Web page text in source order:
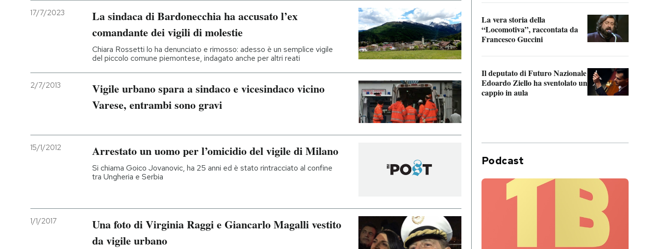
17/7/2023
La sindaca di Bardonecchia ha accusato l’ex
comandante dei vigili di molestie
Chiara Rossetti lo ha denunciato e rimosso: adesso è un semplice vigile
del piccolo comune piemontese, indagato anche per altri reati
2/7/2013
Vigile urbano spara a sindaco e vicesindaco vicino
Varese, entrambi sono gravi
15/1/2012 Arrestato un uomo per l’omicidio del vigile di Milano
Si chiama Goico Jovanovic, ha 25 anni ed è stato rintracciato al confine
tra Ungheria e Serbia
1/1/2017
Una foto di Virginia Raggi e Giancarlo Magalli vestito
da vigile urbano
La vera storia della
“Locomotiva”, raccontata da
Francesco Guccini
Il deputato di Futuro Nazionale
Edoardo Ziello ha sventolato un
cappio in aula
Podcast